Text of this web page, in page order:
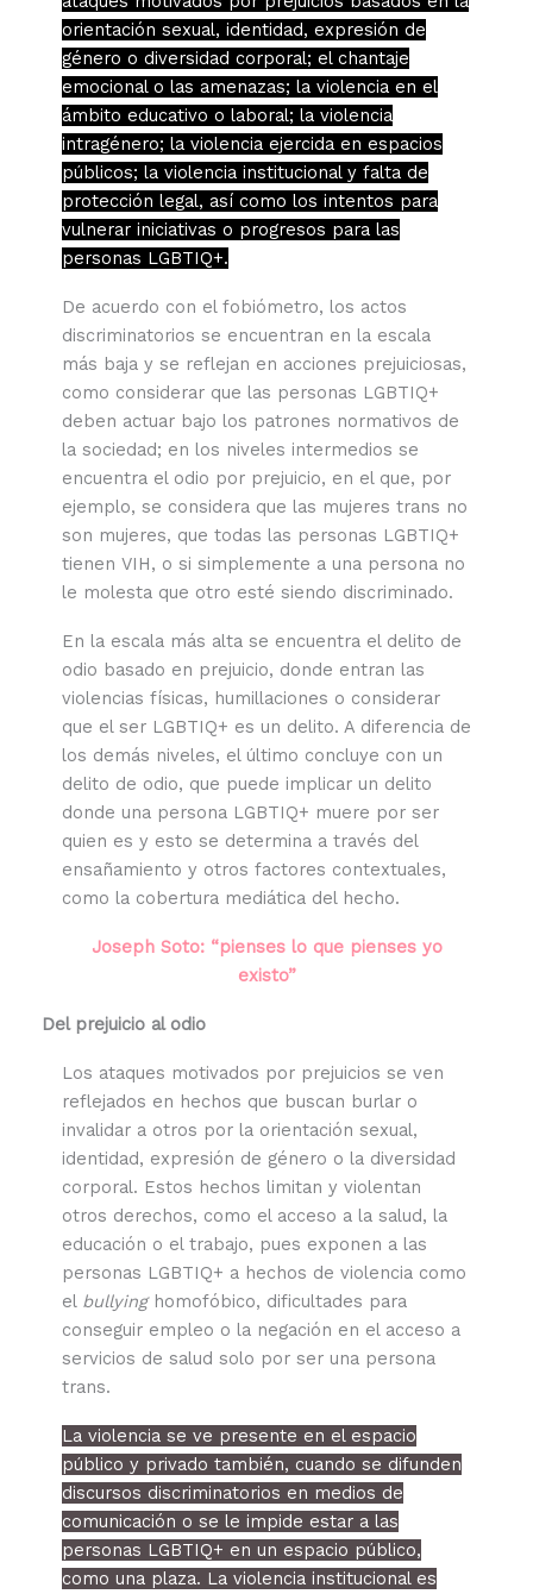
orientación sexual, identidad, expresión de
género o diversidad corporal; el chantaje
emocional o las amenazas; la violencia en el
ámbito educativo o laboral; la violencia
intragénero; la violencia ejercida en espacios
públicos; la violencia institucional y falta de
protección legal, así como los intentos para
vulnerar iniciativas o progresos para las
personas LGBTIQ+.
De acuerdo con el fobiómetro, los actos
discriminatorios se encuentran en la escala
más baja y se reflejan en acciones prejuiciosas,
como considerar que las personas LGBTIQ+
deben actuar bajo los patrones normativos de
la sociedad; en los niveles intermedios se
encuentra el odio por prejuicio, en el que, por
ejemplo, se considera que las mujeres trans no
son mujeres, que todas las personas LGBTIQ+
tienen VIH, o si simplemente a una persona no
le molesta que otro esté siendo discriminado.
En la escala más alta se encuentra el delito de
odio basado en prejuicio, donde entran las
violencias físicas, humillaciones o considerar
que el ser LGBTIQ+ es un delito. A diferencia de
los demás niveles, el último concluye con un
delito de odio, que puede implicar un delito
donde una persona LGBTIQ+ muere por ser
quien es y esto se determina a través del
ensañamiento y otros factores contextuales,
como la cobertura mediática del hecho.
Joseph Soto: “pienses lo que pienses yo
existo”
Del prejuicio al odio
Los ataques motivados por prejuicios se ven
reflejados en hechos que buscan burlar o
invalidar a otros por la orientación sexual,
identidad, expresión de género o la diversidad
corporal. Estos hechos limitan y violentan
otros derechos, como el acceso a la salud, la
educación o el trabajo, pues exponen a las
personas LGBTIQ+ a hechos de violencia como
el bullying homofóbico, dificultades para
conseguir empleo o la negación en el acceso a
servicios de salud solo por ser una persona
trans.
La violencia se ve presente en el espacio
público y privado también, cuando se difunden
discursos discriminatorios en medios de
comunicación o se le impide estar a las
personas LGBTIQ+ en un espacio público,
como una plaza. La violencia institucional es